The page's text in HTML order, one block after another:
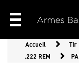
Accueil Tir
.222 REM